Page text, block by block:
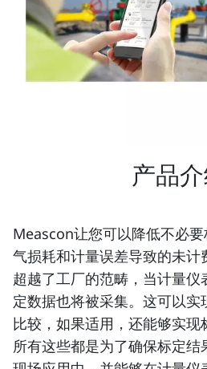
产品
Meascon让您可以降低不必
气损耗和计量误差导致的未
超越了工厂的范畴，当计量
定数据也将被采集。这可以
比较，如果适用，还能够实现
所有这些都是为了确保标定